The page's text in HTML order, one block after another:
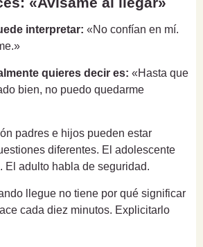
interpretar: «No confían en mí.
quieres decir es: «Hasta que
bien, no puedo quedarme
padres e hijos pueden estar
diferentes. El adolescente
El adulto habla de seguridad.
llegue no tiene por qué significar
cada diez minutos. Explicitarlo